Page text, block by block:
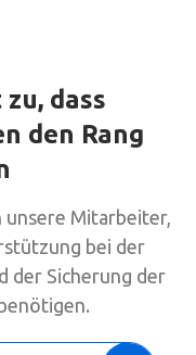
dass
den Rang
unsere Mitarbeiter,
bei der
der Sicherung der